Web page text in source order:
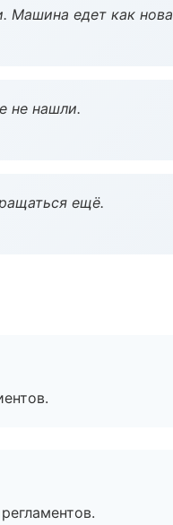
Машина едет как
не нашли.
ещё.